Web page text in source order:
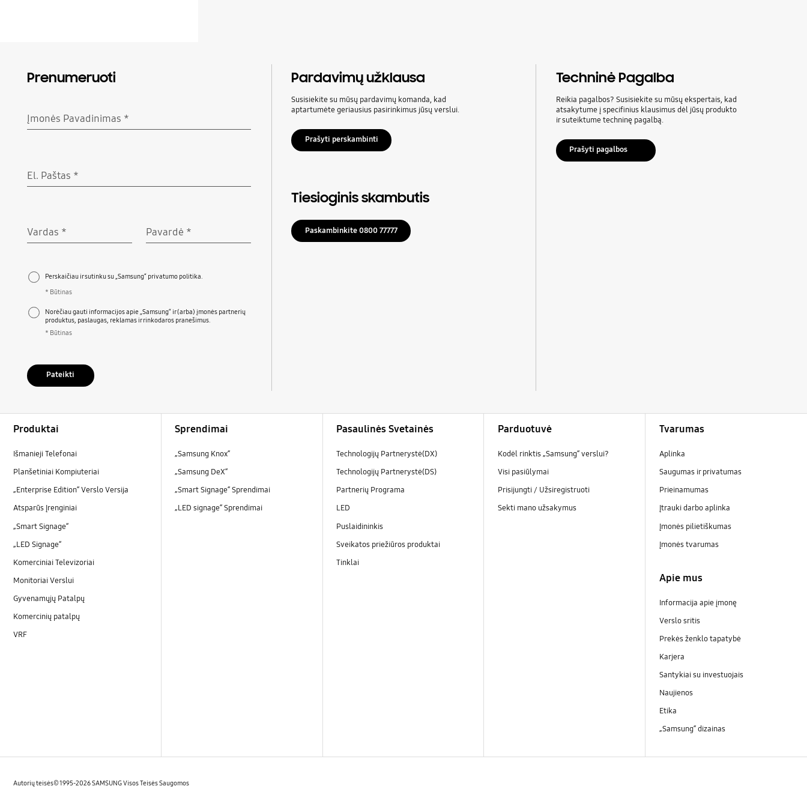
Prenumeruoti
Įmonės Pavadinimas *
El. Paštas *
Vardas * Pavardė *
Perskaičiau ir sutinku su „Samsung“ privatumo politika.
* Būtinas
Norėčiau gauti informacijos apie „Samsung“ ir (arba) įmonės partnerių
produktus, paslaugas, reklamas ir rinkodaros pranešimus.
* Būtinas
Pateikti
Pardavimų užklausa
Susisiekite su mūsų pardavimų komanda, kad
aptartumėte geriausius pasirinkimus jūsų verslui.
Prašyti perskambinti
Tiesioginis skambutis
Paskambinkite 0800 77777
Techninė Pagalba
Reikia pagalbos? Susisiekite su mūsų ekspertais, kad
atsakytume į specifinius klausimus dėl jūsų produkto
ir suteiktume techninę pagalbą.
Prašyti pagalbos
Produktai
Išmanieji Telefonai
Planšetiniai Kompiuteriai
„Enterprise Edition“ Verslo Versija
Atsparūs Įrenginiai
„Smart Signage“
„LED Signage“
Komerciniai Televizoriai
Monitoriai Verslui
Gyvenamųjų Patalpų
Komercinių patalpų
VRF
Sprendimai
„Samsung Knox“
„Samsung DeX“
„Smart Signage“ Sprendimai
„LED signage“ Sprendimai
Pasaulinės Svetainės
Technologijų Partnerystė(DX)
Technologijų Partnerystė(DS)
Partnerių Programa
LED
Puslaidininkis
Sveikatos priežiūros produktai
Tinklai
Parduotuvė
Kodėl rinktis „Samsung“ verslui?
Visi pasiūlymai
Prisijungti / Užsiregistruoti
Sekti mano užsakymus
Tvarumas
Aplinka
Saugumas ir privatumas
Prieinamumas
Įtrauki darbo aplinka
Įmonės pilietiškumas
Įmonės tvarumas
Apie mus
Informacija apie įmonę
Verslo sritis
Prekės ženklo tapatybė
Karjera
Santykiai su investuojais
Naujienos
Etika
„Samsung“ dizainas
Autorių teisės© 1995-2026 SAMSUNG Visos Teisės Saugomos